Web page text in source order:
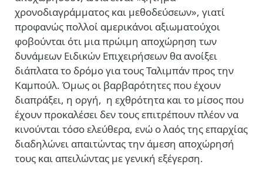
χρονοδιαγράμματος και μεθοδεύσεων», γιατί
προφανώς πολλοί αμερικάνοι αξιωματούχοι
φοβούνται ότι μια πρώιμη αποχώρηση των
δυνάμεων Ειδικών Επιχειρήσεων θα ανοίξει
διάπλατα το δρόμο για τους Ταλιμπάν προς την
Καμπούλ. Όμως οι βαρβαρότητες που έχουν
διαπράξει, η οργή, η εχθρότητα και το μίσος που
έχουν προκαλέσει δεν τους επιτρέπουν πλέον να
κινούνται τόσο ελεύθερα, ενώ ο λαός της επαρχίας
διαδηλώνει απαιτώντας την άμεση αποχώρησή
τους και απειλώντας με γενική εξέγερση.